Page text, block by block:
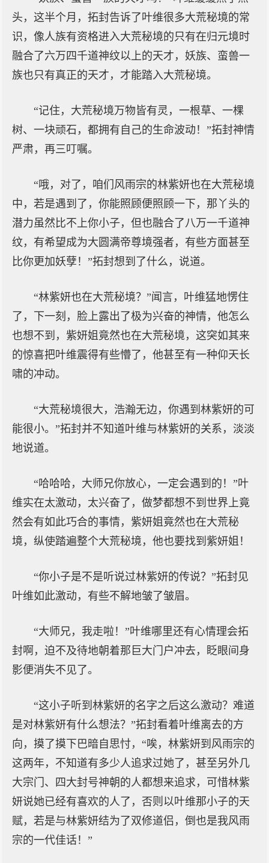
头，这半个月，拓封告诉了叶维很多大荒秘境的常
识，像人族有资格进入大荒秘境的只有在归元境时
融合了六万四千道神纹以上的天才，妖族、蛮兽一
族也只有真正的天才，才能踏入大荒秘境。
“记住，大荒秘境万物皆有灵，一根草、一棵
树、一块顽石，都拥有自己的生命波动！”拓封神情
严肃，再三叮嘱。
“哦，对了，咱们风雨宗的林紫妍也在大荒秘境
中，若是遇到了，你能照顾便照顾一下，那丫头的
潜力虽然比不上你小子，但也融合了八万一千道神
纹，有希望成为大圆满帝尊境强者，有些方面甚至
比你更加妖孽！”拓封想到了什么，说道。
“林紫妍也在大荒秘境？”闻言，叶维猛地愣住
了，下一刻，脸上露出了极为兴奋的神情，他怎么
也想不到，紫妍姐竟然也在大荒秘境，这突如其来
的惊喜把叶维震得有些懵了，他甚至有一种仰天长
啸的冲动。
“大荒秘境很大，浩瀚无边，你遇到林紫妍的可
能很小。”拓封并不知道叶维与林紫妍的关系，淡淡
地说道。
“哈哈哈，大师兄你放心，一定会遇到的！”叶
维实在太激动，太兴奋了，做梦都想不到世界上竟
然会有如此巧合的事情，紫妍姐竟然也在大荒秘
境，纵使踏遍整个大荒秘境，他也要找到紫妍姐！
“你小子是不是听说过林紫妍的传说？”拓封见
叶维如此激动，有些不解地皱了皱眉。
“大师兄，我走啦！”叶维哪里还有心情理会拓
封啊，迫不及待地朝着那巨大门户冲去，眨眼间身
影便消失不见了。
“这小子听到林紫妍的名字之后这么激动？难道
是对林紫妍有什么想法？”拓封看着叶维离去的方
向，摸了摸下巴暗自思忖，“唉，林紫妍到风雨宗的
这两年，不知道有多少人追求过她了，甚至另外几
大宗门、四大封号神朝的人都想来追求，可惜林紫
妍说她已经有喜欢的人了，否则以叶维那小子的天
赋，若是与林紫妍结为了双修道侣，倒也是我风雨
宗的一代佳话！”